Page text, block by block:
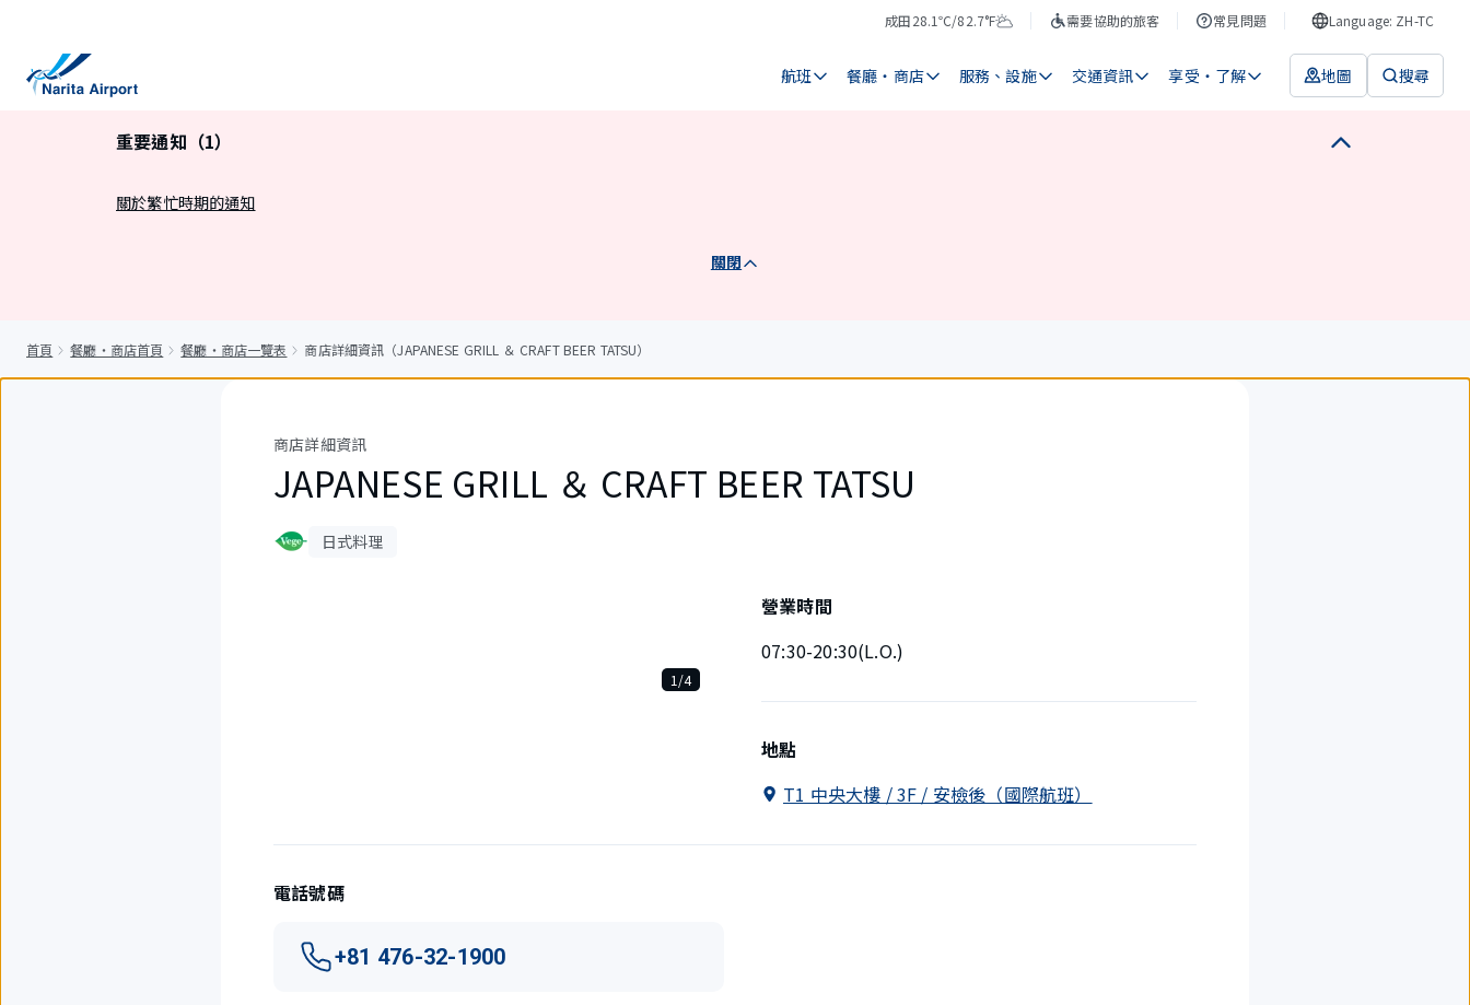
成田
氣
28.1℃/82.7°F
天
需要協助的旅客 常見問題 Language: ZH-TC
航班 餐廳・商店 服務、設施 交通資訊 享受・了解 地圖 搜尋
重要通知（1）
關於繁忙時期的通知
關閉
首頁 餐廳・商店首頁 餐廳・商店一覽表 商店詳細資訊（JAPANESE GRILL ＆ CRAFT BEER TATSU）
商店詳細資訊
JAPANESE GRILL ＆ CRAFT BEER TATSU
日式料理
1
1/4
營業時間
07:30-20:30(L.O.)
地點
T1 中央大樓 / 3F / 安檢後（國際航班）
電話號碼
+81 476-32-1900